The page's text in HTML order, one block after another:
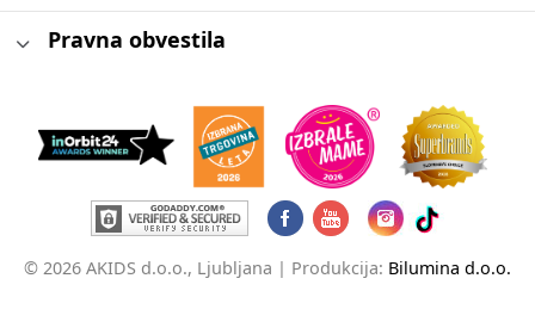
Pravna obvestila
© 2026 AKIDS d.o.o., Ljubljana | Produkcija: Bilumina d.o.o.